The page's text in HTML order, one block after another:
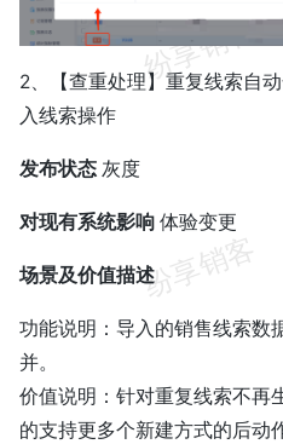
2、【查重处理】重复线索自
入线索操作
发布状态 灰度
对现有系统影响 体验变更
场景及价值描述
功能说明：导入的销售线索数
并。
价值说明：针对重复线索不再
的支持更多个新建方式的后动